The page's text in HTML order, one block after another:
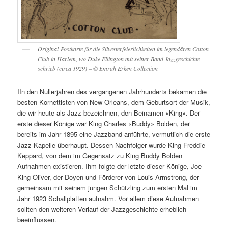
Original-Postkarte für die Silvesterfeierlichkeiten im legendären Cotton
Club in Harlem, wo Duke Ellington mit seiner Band Jazzgeschichte
schrieb (circa 1929) – © Emrah Erken Collection
IIn den Nullerjahren des vergangenen Jahrhunderts bekamen die
besten Kornettisten von New Orleans, dem Geburtsort der Musik,
die wir heute als Jazz bezeichnen, den Beinamen «King». Der
erste dieser Könige war King Charles «Buddy» Bolden, der
bereits im Jahr 1895 eine Jazzband anführte, vermutlich die erste
Jazz-Kapelle überhaupt. Dessen Nachfolger wurde King Freddie
Keppard, von dem im Gegensatz zu King Buddy Bolden
Aufnahmen existieren. Ihm folgte der letzte dieser Könige, Joe
King Oliver, der Doyen und Förderer von Louis Armstrong, der
gemeinsam mit seinem jungen Schützling zum ersten Mal im
Jahr 1923 Schallplatten aufnahm. Vor allem diese Aufnahmen
sollten den weiteren Verlauf der Jazzgeschichte erheblich
beeinflussen.